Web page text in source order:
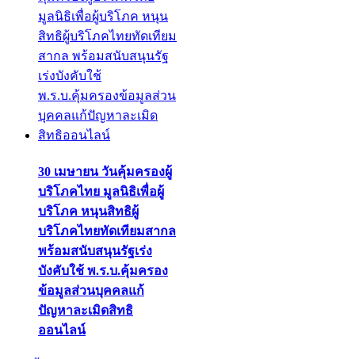
30 เมษายน วันคุ้มครองผู้
บริโภคไทย มูลนิธิเพื่อผู้
บริโภค หนุนสิทธิผู้
บริโภคไทยทัดเทียมสากล
พร้อมสนับสนุนรัฐเร่ง
บังคับใช้ พ.ร.บ.คุ้มครอง
ข้อมูลส่วนบุคคลแก้
ปัญหาละเมิดสิทธิ
ออนไลน์